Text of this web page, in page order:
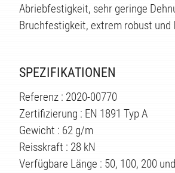
Abriebfestigkeit, sehr geringe
Bruchfestigkeit, extrem robust und
SPEZIFIKATIONEN
Referenz : 2020-00770
Zertifizierung : EN 1891 Typ A
Gewicht : 62 g/m
Reisskraft : 28 kN
Verfügbare Länge : 50, 100, 200